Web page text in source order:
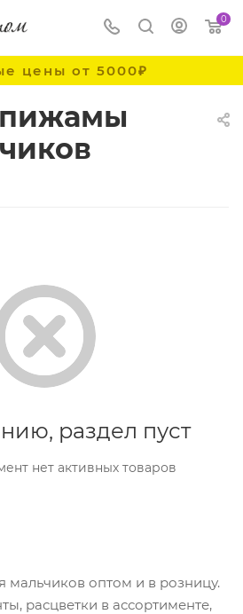
0
цены от 5000₽
раздел пуст
нет активных товаров
мальчиков оптом и в розницу.
расцветки в ассортименте,